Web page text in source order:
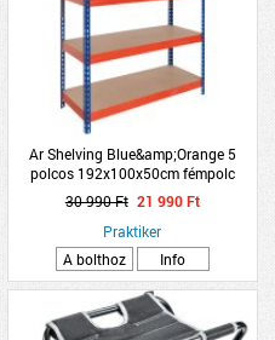
Ar Shelving Blue&amp;Orange 5
polcos 192x100x50cm fémpolc
30 990 Ft 21 990 Ft
Praktiker
A bolthoz
Info